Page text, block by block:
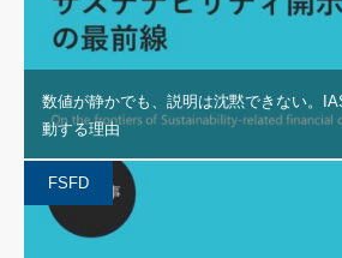
数値が静かでも、説明は沈黙できない。
動する理由
FSFD